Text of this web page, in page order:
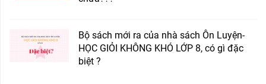
Bộ sách mới ra của nhà sách Ôn Luyện-
HỌC GIỎI KHÔNG KHÓ LỚP 8, có gì đặc
biệt ?